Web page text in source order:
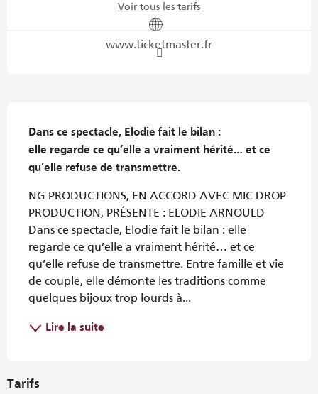
Voir tous les tarifs
www.ticketmaster.fr
Dans ce spectacle, Elodie fait le bilan :
elle regarde ce qu’elle a vraiment hérité… et ce
qu’elle refuse de transmettre.
NG PRODUCTIONS, EN ACCORD AVEC MIC DROP
PRODUCTION, PRÉSENTE : ELODIE ARNOULD
Dans ce spectacle, Elodie fait le bilan : elle
regarde ce qu’elle a vraiment hérité… et ce
qu’elle refuse de transmettre. Entre famille et vie
de couple, elle démonte les traditions comme
quelques bijoux trop lourds à...
Lire la suite
Tarifs